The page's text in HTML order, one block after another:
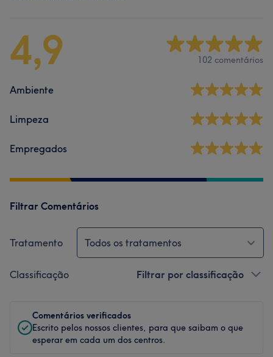
4,9 102 comentários
Ambiente
Limpeza
Empregados
Filtrar Comentários
Tratamento Todos os tratamentos
Classificação Filtrar por classificação
Comentários verificados
Escrito pelos nossos clientes, para que saibam o que
esperar em cada um dos centros.